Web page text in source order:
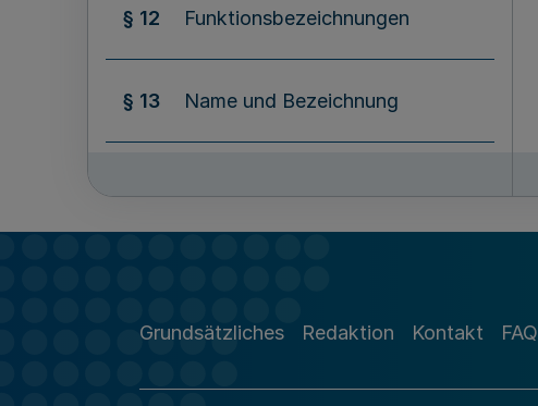
§ 12 Funktionsbezeichnungen
§ 13 Name und Bezeichnung
Grundsätzliches Redaktion Kontakt FAQ